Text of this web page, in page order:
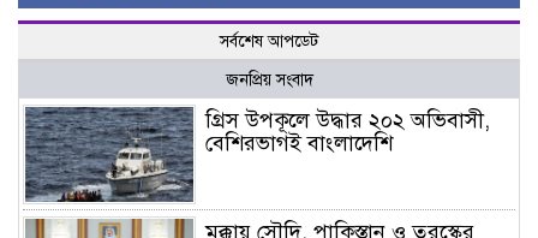
সর্বশেষ আপডেট
জনপ্রিয় সংবাদ
গ্রিস উপকূলে উদ্ধার ২০২ অভিবাসী,
বেশিরভাগই বাংলাদেশি
মক্কায় সৌদি, পাকিস্তান ও তুরস্কের